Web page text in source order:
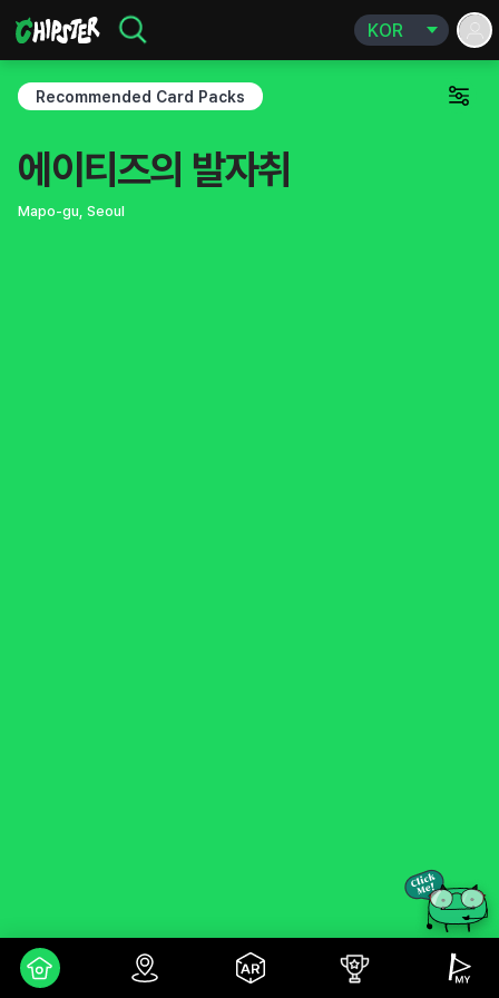
Recommended Card Packs
에이티즈의 발자취
Mapo-gu, Seoul